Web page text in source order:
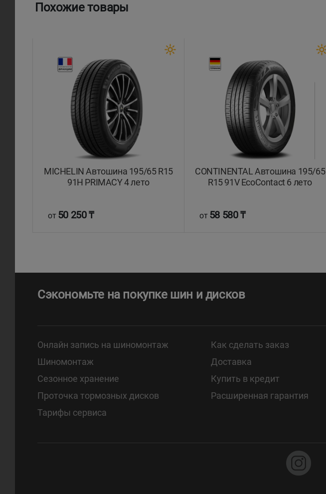
Похожие товары
MICHELIN Автошина 195/65 R15
91H PRIMACY 4 лето
от 50 250 ₸
CONTINENTAL Автошина 195/65
R15 91V EcoContact 6 лето
от 58 580 ₸
Сэкономьте на покупке шин и дисков
Онлайн запись на шиномонтаж
Шиномонтаж
Сезонное хранение
Проточка тормозных дисков
Тарифы сервиса
Как сделать заказ
Доставка
Купить в кредит
Расширенная гарантия